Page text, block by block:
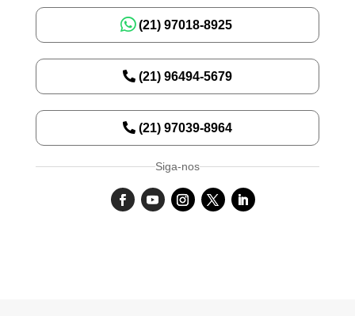
(21) 97018-8925
(21) 96494-5679
(21) 97039-8964
Siga-nos